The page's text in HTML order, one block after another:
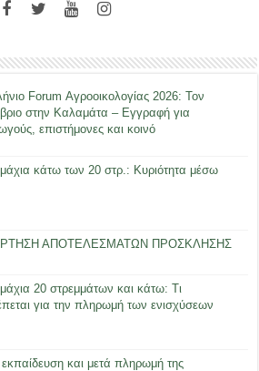
Forum Αγροοικολογίας 2026: Τον
στην Καλαμάτα – Εγγραφή για
επιστήμονες και κοινό
κάτω των 20 στρ.: Κυριότητα μέσω
ΑΠΟΤΕΛΕΣΜΑΤΩΝ ΠΡΟΣΚΛΗΣΗΣ
20 στρεμμάτων και κάτω: Τι
για την πληρωμή των ενισχύσεων
και μετά πληρωμή της